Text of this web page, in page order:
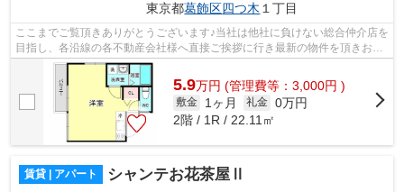
東京都葛飾区四つ木 １丁目
ここまでご覧頂きありがとうございます♪当社は他社に負けない総合仲介店を
目指し、各沿線の各不動産会社様へ直接ご挨拶に行き最新の物件を頂きお客
様へ提供しております！最新の情報は...
5.9万円 (管理費等：3,000円 )
敷金 1ヶ月 礼金 0万円
2階 / 1R / 22.11㎡
賃貸 | アパート シャンテお花茶屋Ⅱ